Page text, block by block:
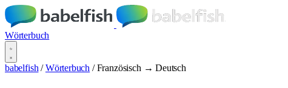
Wörterbuch
babelfish / Wörterbuch / Französisch → Deutsch